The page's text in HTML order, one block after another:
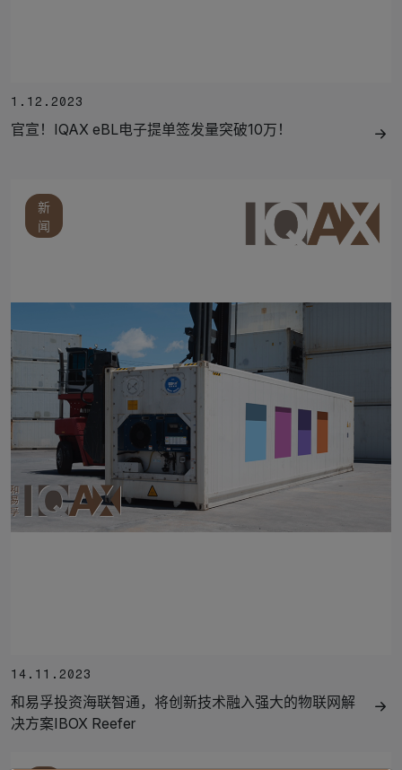
1.12.2023
官宣！IQAX eBL电子提单签发量突破10万！
新
闻
14.11.2023
和易孚投资海联智通，将创新技术融入强大的物联网解
决方案IBOX Reefer